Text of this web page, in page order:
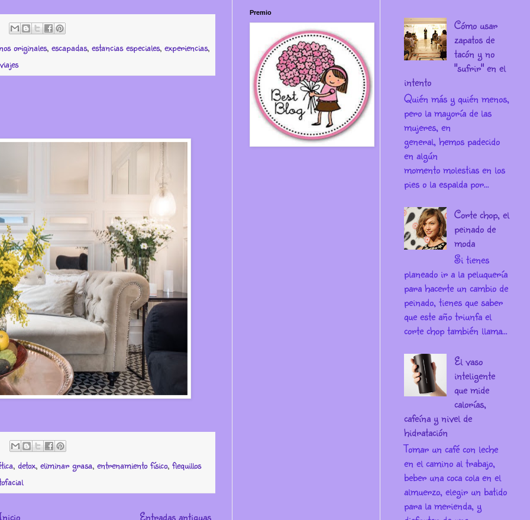
originales, escapadas, estancias especiales, experiencias,
viajes
, detox, eliminar grasa, entrenamiento físico, flequillos
Entradas antiguas
Premio
Cómo usar
zapatos de
tacón y no
"sufrir" en el
intento
Quién más y quién menos,
pero la mayoría de las
mujeres, en
general, hemos padecido
en algún
momento molestias en los
pies o la espalda por...
Corte chop, el
peinado de
moda
Si tienes
planeado ir a la peluquería
para hacerte un cambio de
peinado, tienes que saber
que este año triunfa el
corte chop también llama...
El vaso
inteligente
que mide
calorías,
cafeína y nivel de
hidratación
Tomar un café con leche
en el camino al trabajo,
beber una coca cola en el
almuerzo, elegir un batido
para la merienda, y